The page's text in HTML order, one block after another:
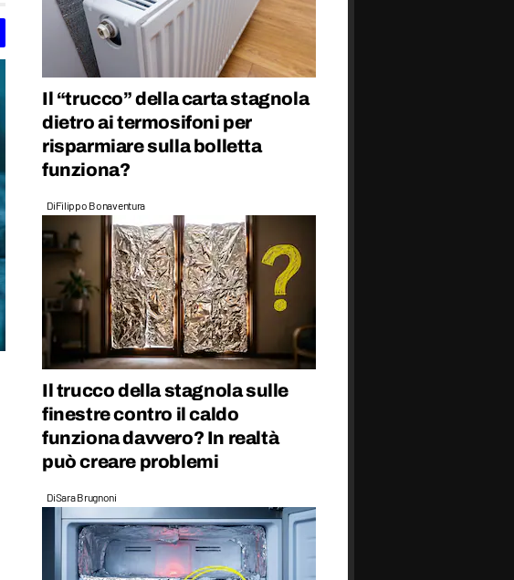
Il “trucco” della carta stagnola
dietro ai termosifoni per
risparmiare sulla bolletta
funziona?
DiFilippo Bonaventura
Il trucco della stagnola sulle
finestre contro il caldo
funziona davvero? In realtà
può creare problemi
DiSara Brugnoni